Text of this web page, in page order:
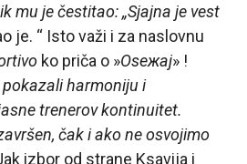
mu je čestitao: „Sjajna je vest
je. “ Isto važi i za naslovnu
ko priča o »Oseжaj» !
harmoniju i
trenerov kontinuitet.
čak i ako ne osvojimo
izbor od strane Ksavija i